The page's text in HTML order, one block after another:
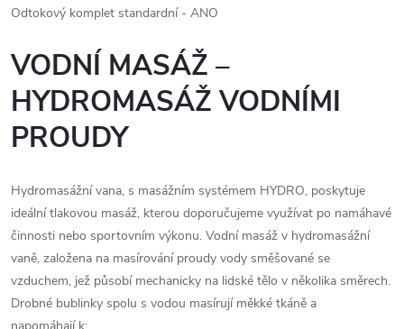
Odtokový komplet standardní - ANO
VODNÍ MASÁŽ –
HYDROMASÁŽ VODNÍMI
PROUDY
Hydromasážní vana, s masážním systémem HYDRO, poskytuje
ideální tlakovou masáž, kterou doporučujeme využívat po namáhavé
činnosti nebo sportovním výkonu. Vodní masáž v hydromasážní
vaně, založena na masírování proudy vody směšované se
vzduchem, jež působí mechanicky na lidské tělo v několika směrech.
Drobné bublinky spolu s vodou masírují měkké tkáně a
napomáhají k: